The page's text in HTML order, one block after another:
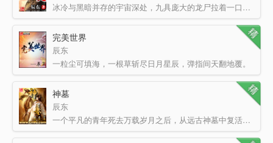
冰冷与黑暗并存的宇宙深处，九具庞大的龙尸拉着一口青铜古棺，亘古长存。 这是太空探测器在枯寂…
完美世界
辰东
一粒尘可填海，一根草斩尽日月星辰，弹指间天翻地覆。
神墓
辰东
一个平凡的青年死去万载岁月之后，从远古神墓中复活而出，望着那如林的神魔墓碑，他心中充满了震撼。 沧海…